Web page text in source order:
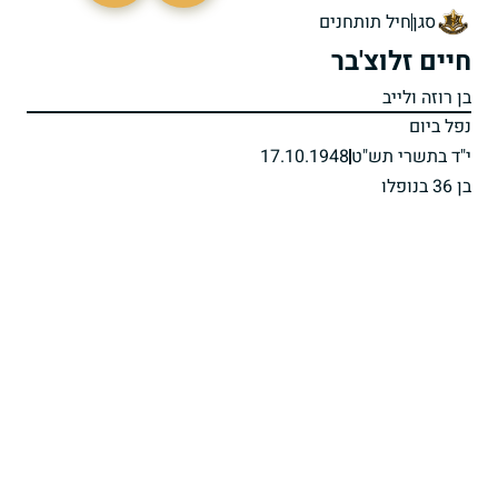
סגןחיל תותחנים
חיים זלוצ'בר
בן רוזה ולייב
נפל ביום
י"ד בתשרי תש"ט17.10.1948
בן 36 בנופלו